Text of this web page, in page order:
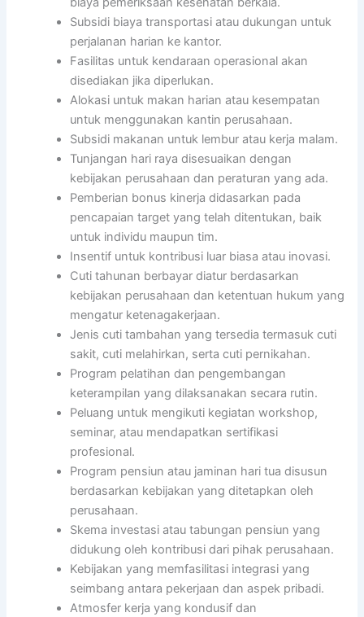
Subsidi biaya transportasi atau dukungan untuk
perjalanan harian ke kantor.
Fasilitas untuk kendaraan operasional akan
disediakan jika diperlukan.
Alokasi untuk makan harian atau kesempatan
untuk menggunakan kantin perusahaan.
Subsidi makanan untuk lembur atau kerja malam.
Tunjangan hari raya disesuaikan dengan
kebijakan perusahaan dan peraturan yang ada.
Pemberian bonus kinerja didasarkan pada
pencapaian target yang telah ditentukan, baik
untuk individu maupun tim.
Insentif untuk kontribusi luar biasa atau inovasi.
Cuti tahunan berbayar diatur berdasarkan
kebijakan perusahaan dan ketentuan hukum yang
mengatur ketenagakerjaan.
Jenis cuti tambahan yang tersedia termasuk cuti
sakit, cuti melahirkan, serta cuti pernikahan.
Program pelatihan dan pengembangan
keterampilan yang dilaksanakan secara rutin.
Peluang untuk mengikuti kegiatan workshop,
seminar, atau mendapatkan sertifikasi
profesional.
Program pensiun atau jaminan hari tua disusun
berdasarkan kebijakan yang ditetapkan oleh
perusahaan.
Skema investasi atau tabungan pensiun yang
didukung oleh kontribusi dari pihak perusahaan.
Kebijakan yang memfasilitasi integrasi yang
seimbang antara pekerjaan dan aspek pribadi.
Atmosfer kerja yang kondusif dan